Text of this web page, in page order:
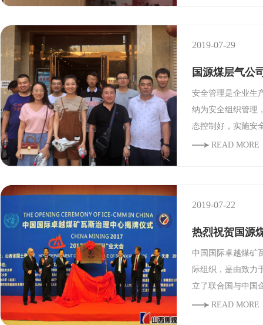
2019-07-29
国源煤层气公
安全管理是企业生
纳为安全组织管理
态控制好，实施安
障。 READ MORE
2019-07-22
热烈祝贺国源
中国国际卓越煤矿
际组织，是由致力
立了联合国与中国
越煤矿瓦斯治理
READ MORE